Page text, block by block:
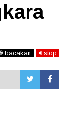
bacakan stop